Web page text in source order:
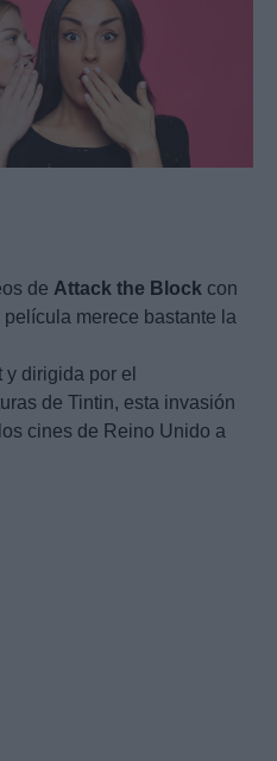
de Attack the Block con
merece bastante la
dirigida por el
de Tintin, esta invasión
cines de Reino Unido a